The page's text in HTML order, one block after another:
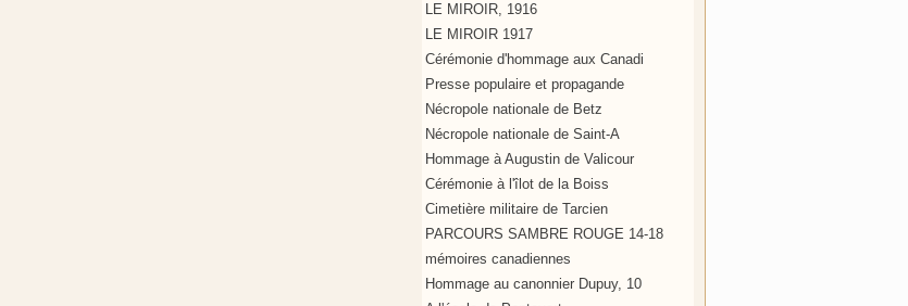
LE MIROIR, 1916
LE MIROIR 1917
Cérémonie d'hommage aux Canadi
Presse populaire et propagande
Nécropole nationale de Betz
Nécropole nationale de Saint-A
Hommage à Augustin de Valicour
Cérémonie à l'îlot de la Boiss
Cimetière militaire de Tarcien
PARCOURS SAMBRE ROUGE 14-18
mémoires canadiennes
Hommage au canonnier Dupuy, 10